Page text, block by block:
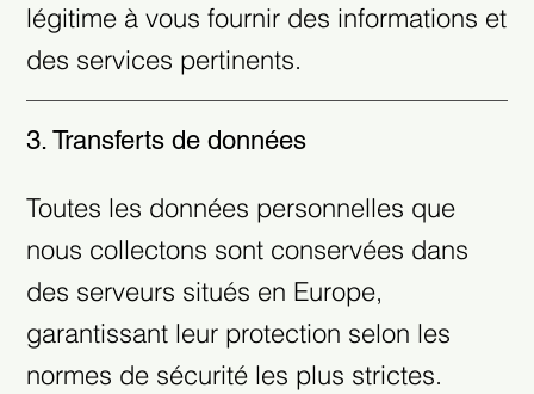
légitime à vous fournir des informations et
des services pertinents.
3. Transferts de données
Toutes les données personnelles que
nous collectons sont conservées dans
des serveurs situés en Europe,
garantissant leur protection selon les
normes de sécurité les plus strictes.